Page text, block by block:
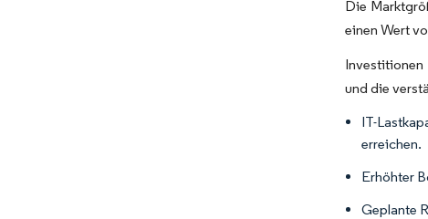
Die
einen Wert
Investitionen
und die
IT-
erreichen.
Erhöhter
Geplante